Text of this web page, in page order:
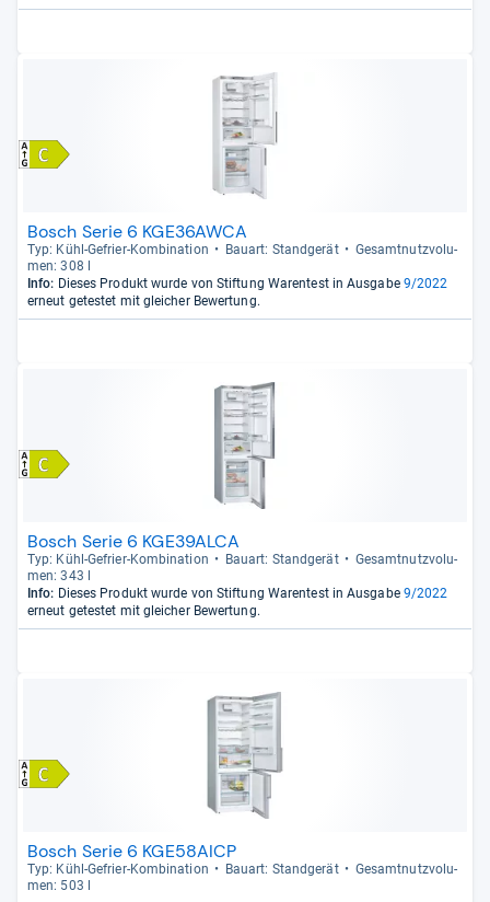
Bosch Serie 6 KGE36AWCA
Typ: Kühl-​Gefrier-​Kom­bi­na­tion Bau­art: Stand­ge­rät
Gesamt­nutz­vo­lu­
men: 308 l
Info: Dieses Produkt wurde von Stiftung Warentest in Ausgabe 9/2022
erneut getestet mit gleicher Bewertung.
Bosch Serie 6 KGE39ALCA
Typ: Kühl-​Gefrier-​Kom­bi­na­tion Bau­art: Stand­ge­rät
Gesamt­nutz­vo­lu­
men: 343 l
Info: Dieses Produkt wurde von Stiftung Warentest in Ausgabe 9/2022
erneut getestet mit gleicher Bewertung.
Bosch Serie 6 KGE58AICP
Typ: Kühl-​Gefrier-​Kom­bi­na­tion Bau­art: Stand­ge­rät
Gesamt­nutz­vo­lu­
men: 503 l